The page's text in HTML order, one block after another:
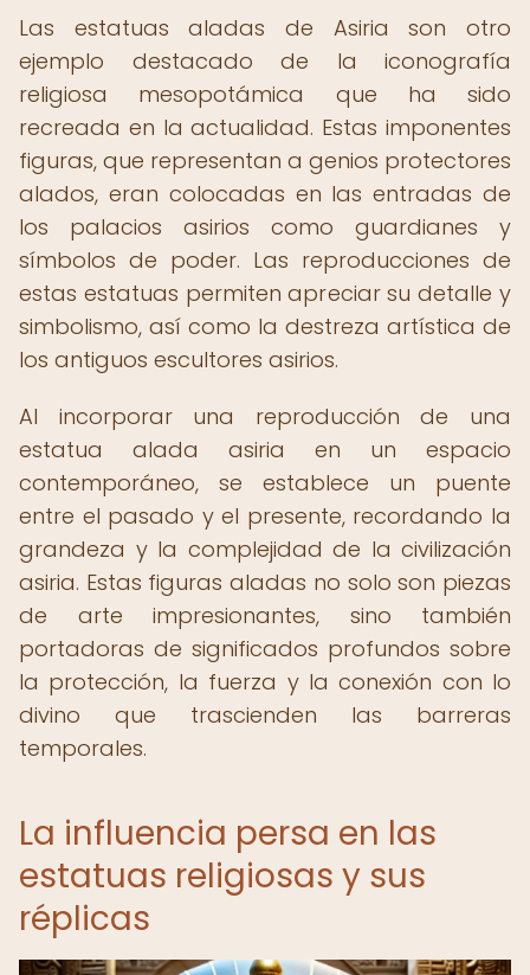
Las estatuas aladas de Asiria son otro
ejemplo destacado de la iconografía
religiosa mesopotámica que ha sido
recreada en la actualidad. Estas imponentes
figuras, que representan a genios protectores
alados, eran colocadas en las entradas de
los palacios asirios como guardianes y
símbolos de poder. Las reproducciones de
estas estatuas permiten apreciar su detalle y
simbolismo, así como la destreza artística de
los antiguos escultores asirios.
Al incorporar una reproducción de una
estatua alada asiria en un espacio
contemporáneo, se establece un puente
entre el pasado y el presente, recordando la
grandeza y la complejidad de la civilización
asiria. Estas figuras aladas no solo son piezas
de arte impresionantes, sino también
portadoras de significados profundos sobre
la protección, la fuerza y la conexión con lo
divino que trascienden las barreras
temporales.
La influencia persa en las
estatuas religiosas y sus
réplicas